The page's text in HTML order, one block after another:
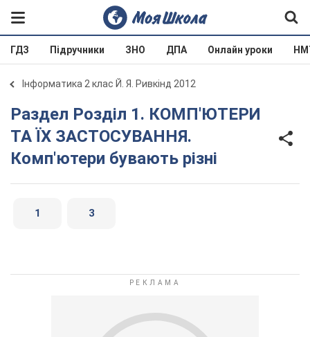
ГДЗ Підручники ЗНО ДПА Онлайн уроки
Інформатика 2 клас Й. Я. Ривкінд 2012
Раздел Розділ 1. КОМП'ЮТЕРИ
ТА ЇХ ЗАСТОСУВАННЯ.
Комп'ютери бувають різні
1 3